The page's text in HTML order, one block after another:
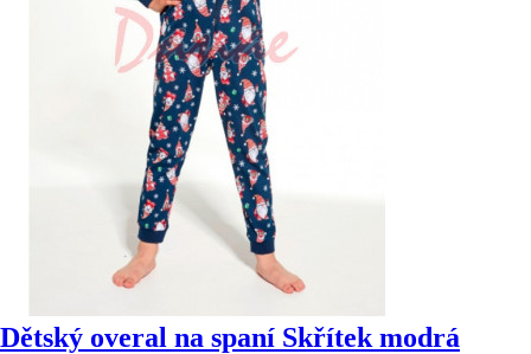
Dětský overal na spaní Skřítek modrá